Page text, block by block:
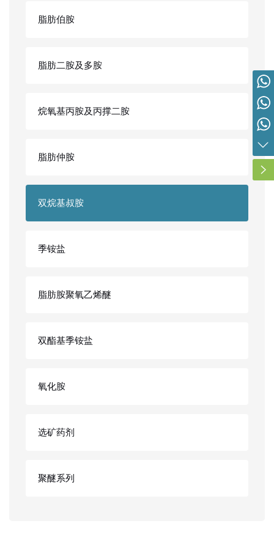
脂肪伯胺
脂肪二胺及多胺
烷氧基丙胺及丙撑二胺
脂肪仲胺
双烷基叔胺
季铵盐
脂肪胺聚氧乙烯醚
双酯基季铵盐
氧化胺
选矿药剂
聚醚系列
外贸：谢先生 15314357280